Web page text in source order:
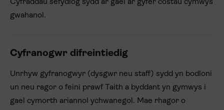
Cyfraddau sefydlog sydd ar gael ar gyfer costau cymwys
gwahanol.
Cyfranogwr difreintiedig
Unrhyw gyfranogwyr (dysgwr neu staff) sydd yn bodloni
un neu ragor o feini prawf Taith a byddant yn gymwys i
gael cymorth ariannol ychwanegol. Mae rhagor o